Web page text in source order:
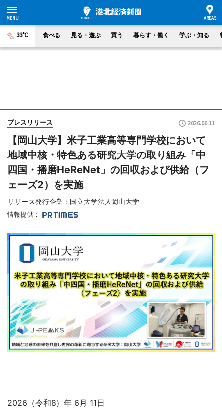
33°C 食べる 見る・遊ぶ 買う 暮らす・働く 学ぶ・知る
プレスリリース 2026.06.11
【岡山大学】米子工業高等専門学校において
地域中核・特色ある研究大学の取り組み「中
四国・播磨HeReNet」の回収および供給（フ
ェーズ2）を実施
リリース発行企業：国立大学法人岡山大学
情報提供：
2026（令和8）年 6月 11日